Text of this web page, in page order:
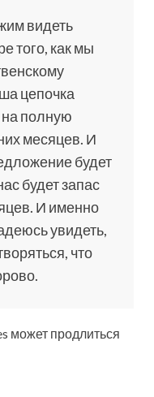
видеть
того, как мы
цепочка
на полную
месяцев. И
будет
будет запас
И именно
увидеть,
что